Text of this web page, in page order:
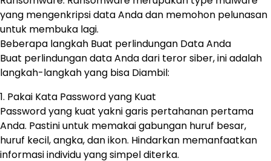
yang mengenkripsi data Anda dan memohon pelunasan
untuk membuka lagi.
Beberapa langkah Buat perlindungan Data Anda
Buat perlindungan data Anda dari teror siber, ini adalah
langkah-langkah yang bisa Diambil:
1. Pakai Kata Password yang Kuat
Password yang kuat yakni garis pertahanan pertama
Anda. Pastini untuk memakai gabungan huruf besar,
huruf kecil, angka, dan ikon. Hindarkan memanfaatkan
informasi individu yang simpel diterka.